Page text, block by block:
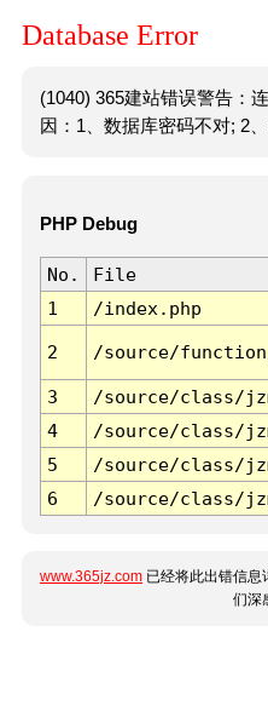
Database Error
(1040) 365建站错误警告：
因：1、数据库密码不对; 2
PHP Debug
No. File
1
/index.php
2 /source/
3 /source/class/
4
/source/class/
5
/source/class/
6
/source/class/
www.365jz.com 已经将此出错信息
们深